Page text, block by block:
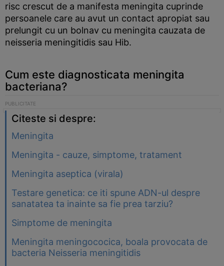
risc crescut de a manifesta meningita cuprinde
persoanele care au avut un contact apropiat sau
prelungit cu un bolnav cu meningita cauzata de
neisseria meningitidis sau Hib.
Cum este diagnosticata meningita
bacteriana?
Citeste si despre:
Meningita
Meningita - cauze, simptome, tratament
Meningita aseptica (virala)
Testare genetica: ce iti spune ADN-ul despre
sanatatea ta inainte sa fie prea tarziu?
Simptome de meningita
Meningita meningococica, boala provocata de
bacteria Neisseria meningitidis